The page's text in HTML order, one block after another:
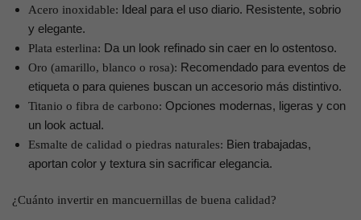
Acero inoxidable: Ideal para el uso diario. Resistente, sobrio
y elegante.
Plata esterlina: Da un look refinado sin caer en lo ostentoso.
Oro (amarillo, blanco o rosa): Recomendado para eventos de
etiqueta o para quienes buscan un accesorio más distintivo.
Titanio o fibra de carbono: Opciones modernas, ligeras y con
un look actual.
Esmalte de calidad o piedras naturales: Bien trabajadas,
aportan color y textura sin sacrificar elegancia.
¿Cuánto invertir en mancuernillas de buena calidad?